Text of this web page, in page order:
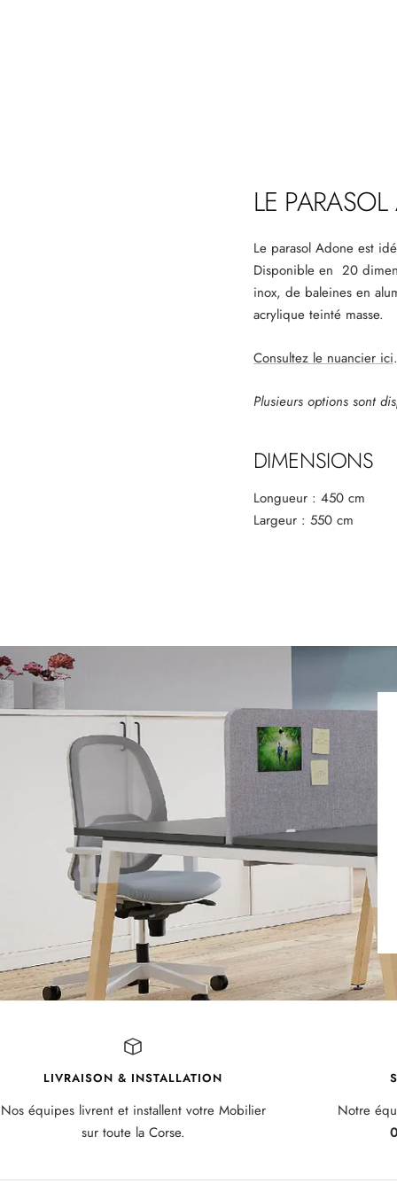
LE
Le parasol Adone est
Disponible en 20
inox, de baleines en
acrylique teinté masse.
Consultez le nuancier ici.
Plusieurs options sont
DIMENSIONS
Longueur : 450 cm
Largeur : 550 cm
LIVRAISON & INSTALLATION
Nos équipes livrent et installent votre Mobilier
sur toute la Corse.
Notre